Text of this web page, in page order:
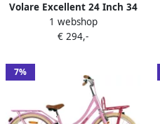
Volare Excellent 24 Inch 34
cm Meisjes Terugtraprem
Zwart
1 webshop
€ 294,-
7%